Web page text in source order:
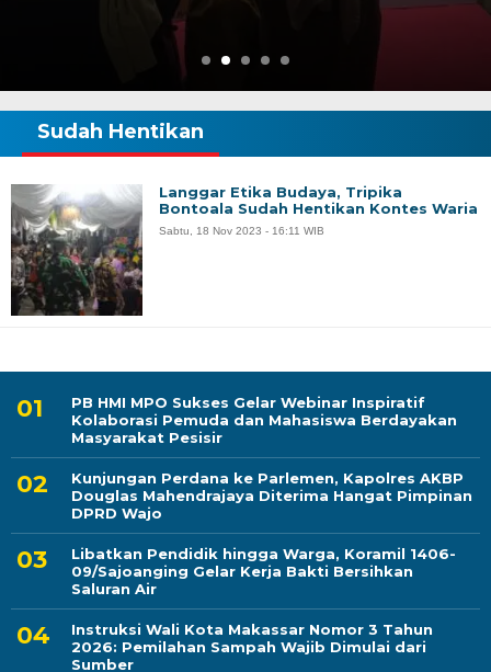
PB HMI MPO Sukses Gelar Webinar Inspiratif
Kolaborasi Pemuda dan Mahasiswa Berdayakan
Masyarakat Pesisir
Kunjungan Perdana ke Parlemen, Kapolres AKBP
Douglas Mahendrajaya Diterima Hangat Pimpinan
DPRD Wajo
Libatkan Pendidik hingga Warga, Koramil 1406-
09/Sajoanging Gelar Kerja Bakti Bersihkan
Saluran Air
Instruksi Wali Kota Makassar Nomor 3 Tahun
2026: Pemilahan Sampah Wajib Dimulai dari
Sumber
Sudah Hentikan
Langgar Etika Budaya, Tripika
Bontoala Sudah Hentikan Kontes Waria
Sabtu, 18 Nov 2023 - 16:11 WIB